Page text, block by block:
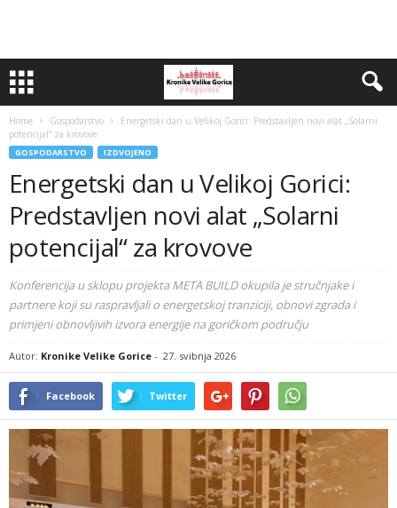
Home Gospodarstvo
Energetski dan u Velikoj Gorici: Predstavljen novi alat „Solarni
potencijal“ za krovove
GOSPODARSTVO IZDVOJENO
Energetski dan u Velikoj Gorici:
Predstavljen novi alat „Solarni
potencijal“ za krovove
Konferencija u sklopu projekta META BUILD okupila je stručnjake i
partnere koji su raspravljali o energetskoj tranziciji, obnovi zgrada i
primjeni obnovljivih izvora energije na goričkom području
Autor: Kronike Velike Gorice - 27. svibnja 2026
Facebook Twitter